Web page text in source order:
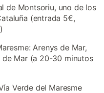
de Montsoriu, uno de los
(entrada 5€,
Arenys de Mar,
Mar (a 20-30 minutos
Verde del Maresme